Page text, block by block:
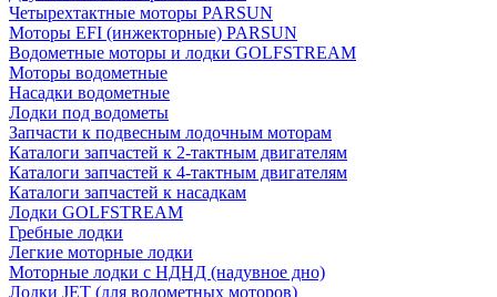
Четырехтактные моторы PARSUN
Моторы EFI (инжекторные) PARSUN
Водометные моторы и лодки GOLFSTREAM
Моторы водометные
Насадки водометные
Лодки под водометы
Запчасти к подвесным лодочным моторам
Каталоги запчастей к 2-тактным двигателям
Каталоги запчастей к 4-тактным двигателям
Каталоги запчастей к насадкам
Лодки GOLFSTREAM
Гребные лодки
Легкие моторные лодки
Моторные лодки с НДНД (надувное дно)
Лодки JET (для водометных моторов)